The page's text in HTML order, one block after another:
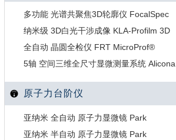
多功能 光谱共聚焦3D轮廓仪 FocalSpec
纳米级 3D白光干涉成像 KLA-Profilm 3D
全自动 晶圆全检仪 FRT MicroProf®
5轴 空间三维全尺寸显微测量系统 Alicona
原子力台阶仪
亚纳米 全自动 原子力显微镜 Park
亚纳米 半自动 原子力显微镜 Park